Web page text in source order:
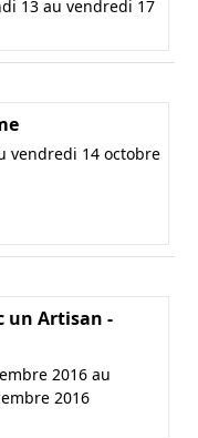
13 au vendredi 17
vendredi 14 octobre
un Artisan -
2016 au
2016